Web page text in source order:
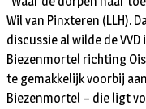
Wil van Pinxteren (LLH).
discussie al wilde de
Biezenmortel richting
te gemakkelijk voorbij
Biezenmortel – die ligt